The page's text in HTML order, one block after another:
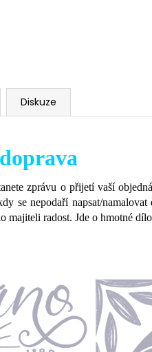
Diskuze
zprávu o přijetí vaší
se nepodaří napsat/
majiteli radost. Jde o hmotné